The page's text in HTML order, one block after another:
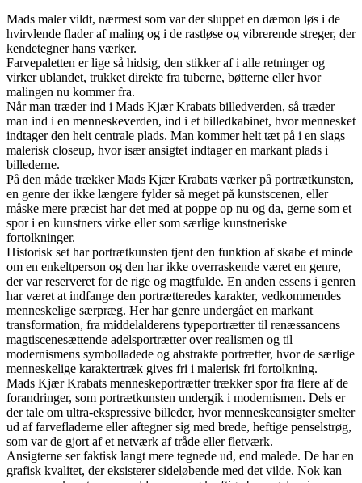
Mads maler vildt, nærmest som var der sluppet en dæmon løs i de
hvirvlende flader af maling og i de rastløse og vibrerende streger, der
kendetegner hans værker.
Farvepaletten er lige så hidsig, den stikker af i alle retninger og
virker ublandet, trukket direkte fra tuberne, bøtterne eller hvor
malingen nu kommer fra.
Når man træder ind i Mads Kjær Krabats billedverden, så træder
man ind i en menneskeverden, ind i et billedkabinet, hvor mennesket
indtager den helt centrale plads. Man kommer helt tæt på i en slags
malerisk closeup, hvor især ansigtet indtager en markant plads i
billederne.
På den måde trækker Mads Kjær Krabats værker på portrætkunsten,
en genre der ikke længere fylder så meget på kunstscenen, eller
måske mere præcist har det med at poppe op nu og da, gerne som et
spor i en kunstners virke eller som særlige kunstneriske
fortolkninger.
Historisk set har portrætkunsten tjent den funktion af skabe et minde
om en enkeltperson og den har ikke overraskende været en genre,
der var reserveret for de rige og magtfulde. En anden essens i genren
har været at indfange den portrætteredes karakter, vedkommendes
menneskelige særpræg. Her har genre undergået en markant
transformation, fra middelalderens typeportrætter til renæssancens
magtiscenesættende adelsportrætter over realismen og til
modernismens symbolladede og abstrakte portrætter, hvor de særlige
menneskelige karaktertræk gives fri i malerisk fri fortolkning.
Mads Kjær Krabats menneskeportrætter trækker spor fra flere af de
forandringer, som portrætkunsten undergik i modernismen. Dels er
der tale om ultra-ekspressive billeder, hvor menneskeansigter smelter
ud af farvefladerne eller aftegner sig med brede, heftige penselstrøg,
som var de gjort af et netværk af tråde eller fletværk.
Ansigterne ser faktisk langt mere tegnede ud, end malede. De har en
grafisk kvalitet, der eksisterer sideløbende med det vilde. Nok kan